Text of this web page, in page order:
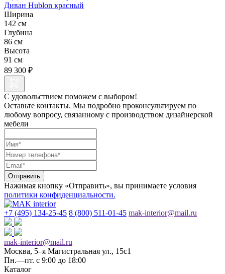
Диван Hublon красный
Ширина
142 см
Глубина
86 см
Высота
91 см
89 300 ₽
С удовольствием поможем с выбором!
Оставьте контакты. Мы подробно проконсультируем по
любому вопросу, связанному с производством дизайнерской
мебели
Отправить
Нажимая кнопку «Отправить», вы принимаете условия
политики конфиденциальности.
+7 (495) 134-25-45 8 (800) 511-01-45 mak-interior@mail.ru
mak-interior@mail.ru
Москва, 5–я Магистральная ул., 15с1
Пн.—пт. с 9:00 до 18:00
Каталог